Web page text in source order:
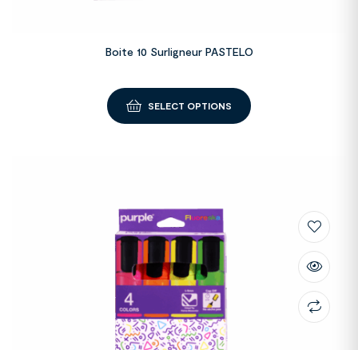
Boite 10 Surligneur PASTELO
SELECT OPTIONS